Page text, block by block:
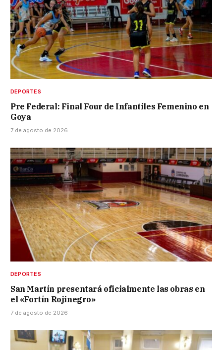
DEPORTES
Pre Federal: Final Four de Infantiles Femenino en
Goya
7 de agosto de 2026
DEPORTES
San Martín presentará oficialmente las obras en
el «Fortín Rojinegro»
7 de agosto de 2026